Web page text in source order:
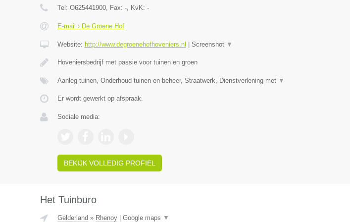
Tel: O625441900, Fax: -, KvK: -
E-mail › De Groene Hof
Website: http://www.degroenehofhoveniers.nl Screenshot ▼
Hoveniersbedrijf met passie voor tuinen en groen
Aanleg tuinen, Onderhoud tuinen en beheer, Straatwerk, Dienstverlening met ▼
Er wordt gewerkt op afspraak.
Sociale media:
BEKIJK VOLLEDIG PROFIEL
Het Tuinburo
Gelderland » Rhenoy| Google maps ▼